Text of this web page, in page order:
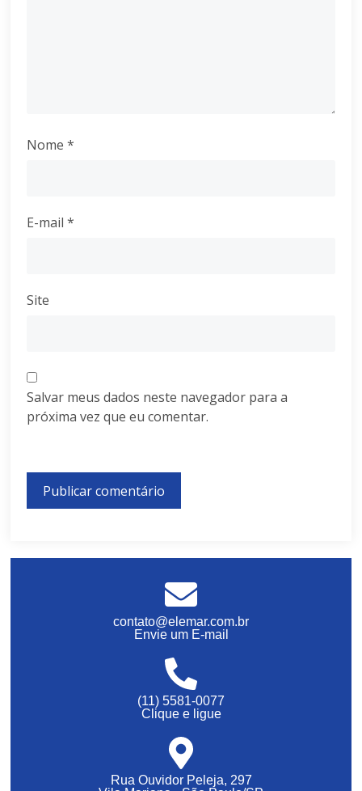
Nome*
E-mail*
Site
Salvar meus dados neste navegador para a
próxima vez que eu comentar.
contato@elemar.com.br
Envie um E-mail
(11) 5581-0077
Clique e ligue
Rua Ouvidor Peleja, 297